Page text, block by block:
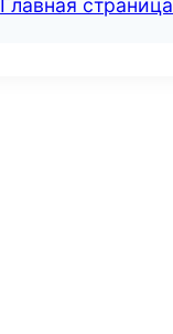
Главная страница